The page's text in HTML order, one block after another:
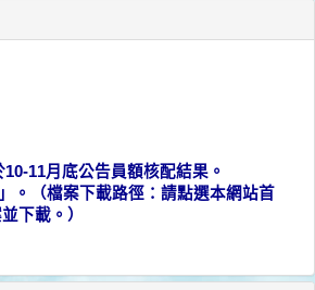
11月底公告員額核配結果。
。（檔案下載路徑：請點選本網站首
下載。）